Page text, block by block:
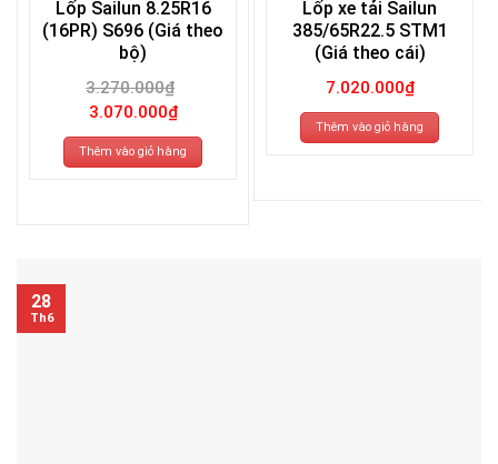
Lốp Sailun 8.25R16
(16PR) S696 (Giá theo
bộ)
3.270.000₫
Giá
gốc
là:
3.270.000₫.
3.070.000₫Giá
hiện
tại
là:
3.070.000₫.
Thêm vào giỏ hàng
Lốp xe tải Sailun
385/65R22.5 STM1
(Giá theo cái)
7.020.000₫
Thêm vào giỏ hàng
28
Th6